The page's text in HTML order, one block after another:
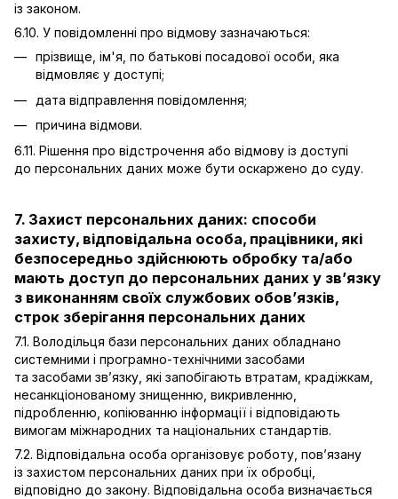
із законом.
6.10. У повідомленні про відмову зазначаються:
прізвище, ім'я, по батькові посадової особи, яка
відмовляє у доступі;
дата відправлення повідомлення;
причина відмови.
6.11. Рішення про відстрочення або відмову із доступі
до персональних даних може бути оскаржено до суду.
7. Захист персональних даних: способи
захисту, відповідальна особа, працівники, які
безпосередньо здійснюють обробку та/або
мають доступ до персональних даних у зв’язку
з виконанням своїх службових обов’язків,
строк зберігання персональних даних
7.1. Володільця бази персональних даних обладнано
системними і програмно-технічними засобами
та засобами зв’язку, які запобігають втратам, крадіжкам,
несанкціонованому знищенню, викривленню,
підробленню, копіюванню інформації і відповідають
вимогам міжнародних та національних стандартів.
7.2. Відповідальна особа організовує роботу, пов’язану
із захистом персональних даних при їх обробці,
відповідно до закону. Відповідальна особа визначається